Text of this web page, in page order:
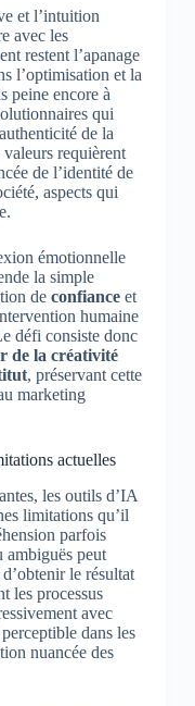
et l’intuition
avec les
restent l’apanage
l’optimisation et la
peine encore à
qui
de la
requièrent
de l’identité de
aspects qui
émotionnelle
la simple
de confianceet
humaine
défi consiste donc
de la créativité
, préservant cette
marketing
actuelles
les outils d’IA
limitations qu’il
parfois
ambiguës peut
le résultat
les processus
avec
dans les
nuancée des